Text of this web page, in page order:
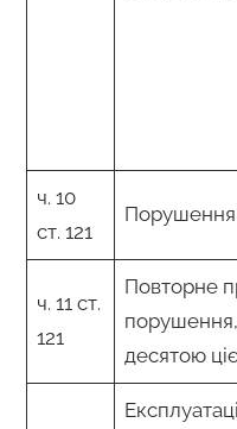
ч. 10
ст. 121
Порушення
ч. 11 ст.
121
Повторне
десятою